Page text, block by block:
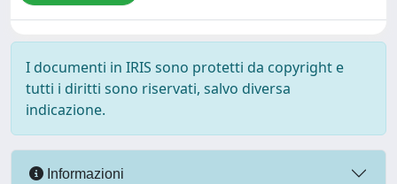
I documenti in IRIS sono protetti da copyright e
tutti i diritti sono riservati, salvo diversa
indicazione.
Informazioni